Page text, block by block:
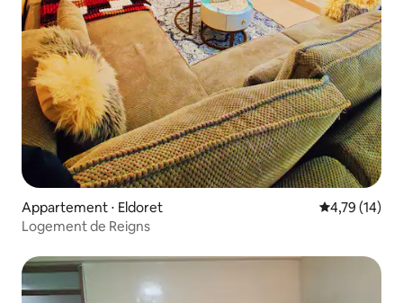
Appartement ⋅ Eldoret Évaluation
4,79 (14)
Logement de Reigns